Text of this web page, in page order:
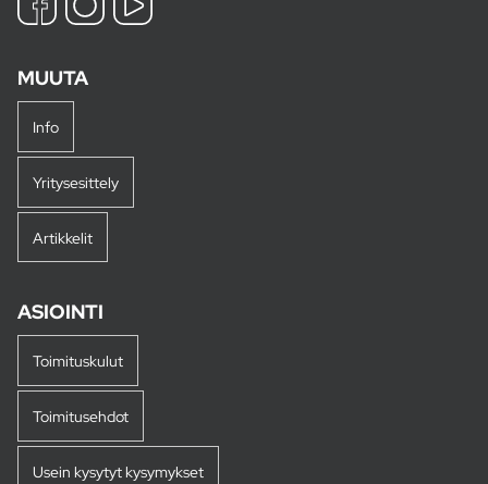
MUUTA
Info
Yritysesittely
Artikkelit
ASIOINTI
Toimituskulut
Toimitusehdot
Usein kysytyt kysymykset